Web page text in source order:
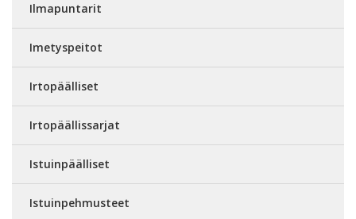
Ilmapuntarit
Imetyspeitot
Irtopäälliset
Irtopäällissarjat
Istuinpäälliset
Istuinpehmusteet